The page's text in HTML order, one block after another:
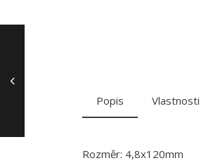
Popis Vlastnosti
Rozměr: 4,8x120mm